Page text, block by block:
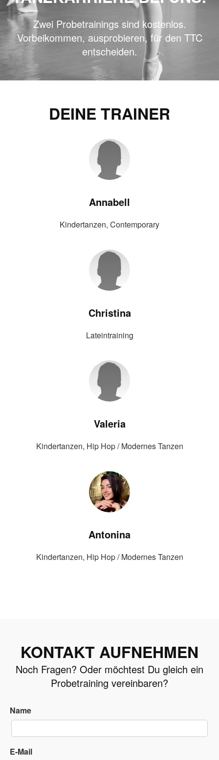
Zwei Probetrainings sind kostenlos.
Vorbeikommen, ausprobieren, für den TTC
entscheiden.
DEINE TRAINER
Annabell
Kindertanzen, Contemporary
Christina
Lateintraining
Valeria
Kindertanzen, Hip Hop / Modernes Tanzen
Antonina
Kindertanzen, Hip Hop / Modernes Tanzen
KONTAKT AUFNEHMEN
Noch Fragen? Oder möchtest Du gleich ein
Probetraining vereinbaren?
Name
E-Mail